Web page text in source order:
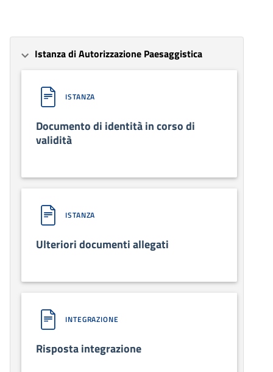
Istanza di Autorizzazione Paesaggistica
ISTANZA
Documento di identità in corso di
validità
ISTANZA
Ulteriori documenti allegati
INTEGRAZIONE
Risposta integrazione